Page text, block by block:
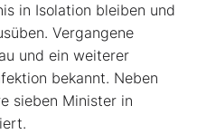
in Isolation bleiben und
Vergangene
und ein weiterer
bekannt. Neben
sieben Minister in